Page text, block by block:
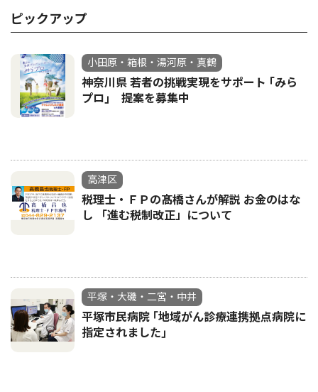
ピックアップ
小田原・箱根・湯河原・真鶴
神奈川県 若者の挑戦実現をサポート ｢みら
プロ｣ 提案を募集中
高津区
税理士・ＦＰの髙橋さんが解説 お金のはな
し 「進む税制改正」について
平塚・大磯・二宮・中井
平塚市民病院 ｢地域がん診療連携拠点病院に
指定されました｣